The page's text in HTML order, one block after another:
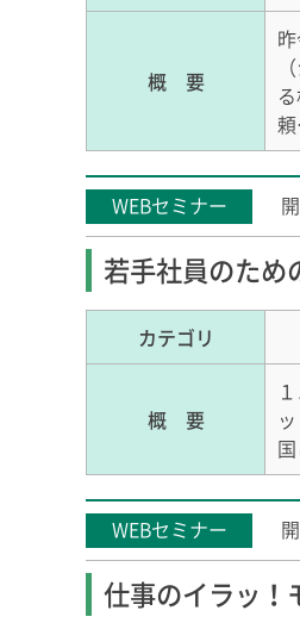
概 要
WEBセミナー
若手社員のため
カテゴリ
概 要
WEBセミナー
仕事のイラッ！